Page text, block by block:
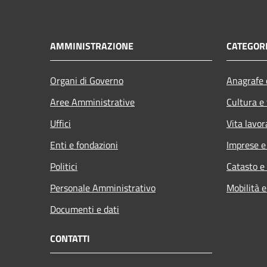
AMMINISTRAZIONE
Organi di Governo
Aree Amministrative
Uffici
Enti e fondazioni
Politici
Personale Amministrativo
Documenti e dati
Cultura
Vita
Imprese
Catasto
Mobilità
CONTATTI